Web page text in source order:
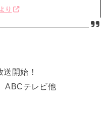
り
開始！
ABCテレビ他